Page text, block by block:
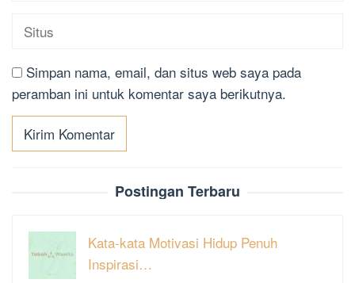
Simpan nama, email, dan situs web saya pada
peramban ini untuk komentar saya berikutnya.
Postingan Terbaru
Kata-kata Motivasi Hidup Penuh
Inspirasi…